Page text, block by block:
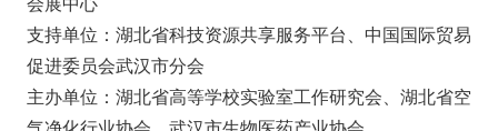
支持单位：湖北省科技资源共享服务平台、中国国际贸易
促进委员会武汉市分会
主办单位：湖北省高等学校实验室工作研究会、湖北省空